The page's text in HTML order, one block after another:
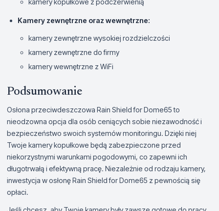
kamery kopułkowe z podczerwienią
Kamery zewnętrzne oraz wewnętrzne:
kamery zewnętrzne wysokiej rozdzielczości
kamery zewnętrzne do firmy
kamery wewnętrzne z WiFi
Podsumowanie
Osłona przeciwdeszczowa Rain Shield for Dome65 to
nieodzowna opcja dla osób ceniących sobie niezawodność i
bezpieczeństwo swoich systemów monitoringu. Dzięki niej
Twoje kamery kopułkowe będą zabezpieczone przed
niekorzystnymi warunkami pogodowymi, co zapewni ich
długotrwałą i efektywną pracę. Niezależnie od rodzaju kamery,
inwestycja w osłonę Rain Shield for Dome65 z pewnością się
opłaci.